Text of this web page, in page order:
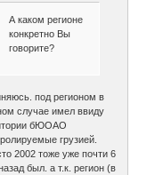
А каком регионе
конкретно Вы
говорите?
под регионом в
случае имел ввиду
бЮОАО
грузией.
2002 тоже уже почти 6
был. а т.к. регион (в